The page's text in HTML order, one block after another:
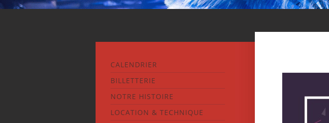
CALENDRIER
BILLETTERIE
NOTRE HISTOIRE
LOCATION & TECHNIQUE